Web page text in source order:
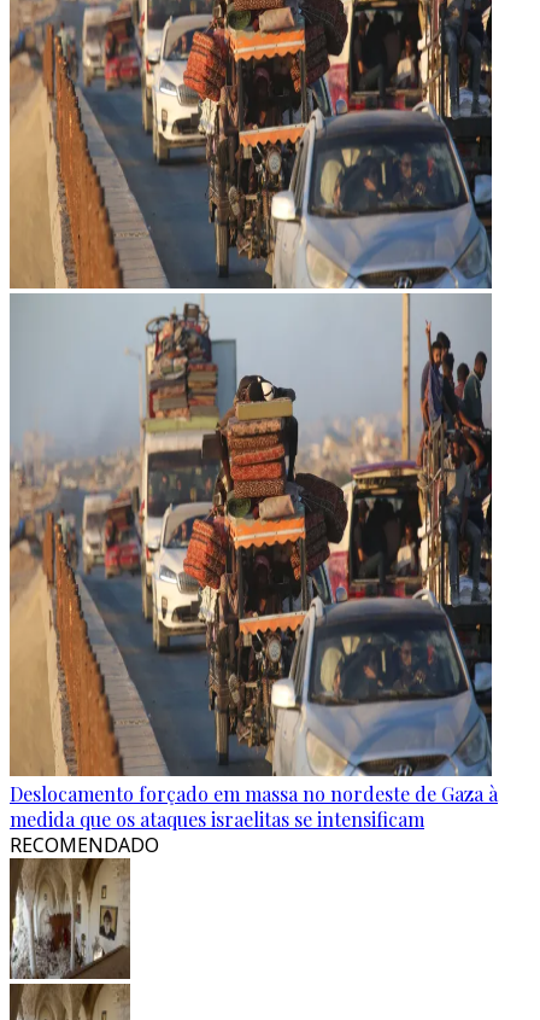
Deslocamento forçado em massa no nordeste de Gaza à
medida que os ataques israelitas se intensificam
RECOMENDADO